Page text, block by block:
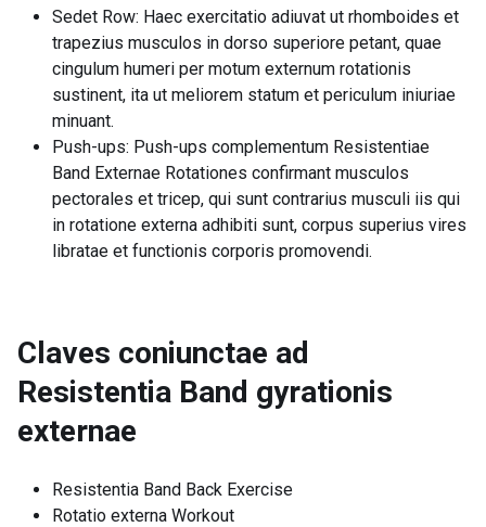
Sedet Row: Haec exercitatio adiuvat ut rhomboides et
trapezius musculos in dorso superiore petant, quae
cingulum humeri per motum externum rotationis
sustinent, ita ut meliorem statum et periculum iniuriae
minuant.
Push-ups: Push-ups complementum Resistentiae
Band Externae Rotationes confirmant musculos
pectorales et tricep, qui sunt contrarius musculi iis qui
in rotatione externa adhibiti sunt, corpus superius vires
libratae et functionis corporis promovendi.
Claves coniunctae ad
Resistentia Band gyrationis
externae
Resistentia Band Back Exercise
Rotatio externa Workout